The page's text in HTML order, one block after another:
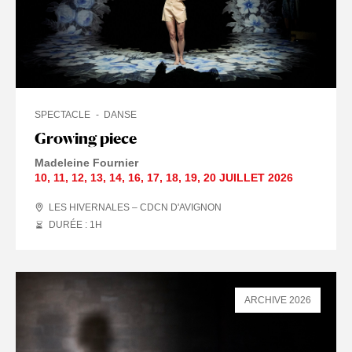
Growing piece
SPECTACLE DANSE
Madeleine Fournier
10, 11, 12, 13, 14, 16, 17, 18, 19, 20 JUILLET 2026
LES HIVERNALES – CDCN D'AVIGNON
DURÉE : 1 H
ARCHIVE 2026